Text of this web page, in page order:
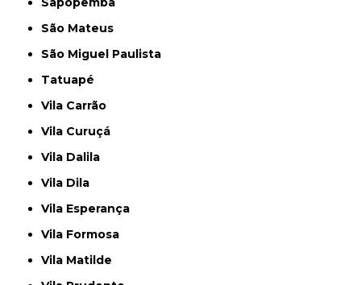
São Mateus
São Miguel Paulista
Tatuapé
Vila Carrão
Vila Curuçá
Vila Dalila
Vila Dila
Vila Esperança
Vila Formosa
Vila Matilde